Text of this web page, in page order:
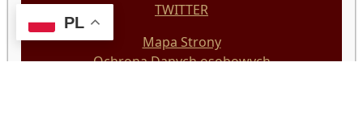
TWITTER
Mapa Strony
Ochrona Danych osobowych
PL